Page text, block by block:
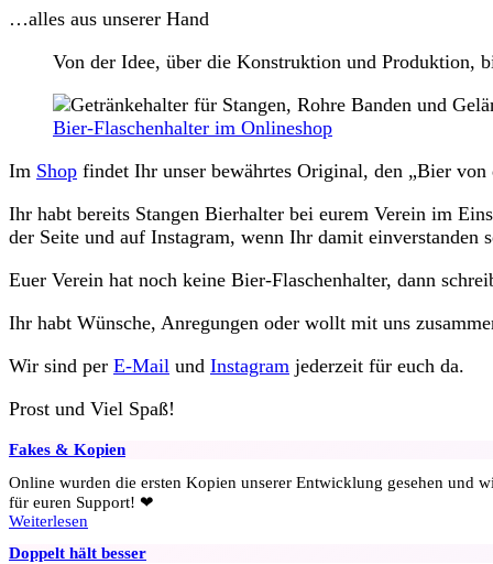
…alles aus unserer Hand
Von der Idee, über die Konstruktion und Produktion,
Bier-Flaschenhalter im Onlineshop
Im Shop findet Ihr unser bewährtes Original, den „Bier
Ihr habt bereits Stangen Bierhalter bei eurem Verein im
der Seite und auf Instagram, wenn Ihr damit einverstanden
Euer Verein hat noch keine Bier-Flaschenhalter, dann
Ihr habt Wünsche, Anregungen oder wollt mit uns
Wir sind per E-Mail und Instagram jederzeit für euch da.
Prost und Viel Spaß!
Fakes & Kopien
Online wurden die ersten Kopien unserer Entwicklung gesehen und
für euren Support! ❤
Weiterlesen
Doppelt hält besser